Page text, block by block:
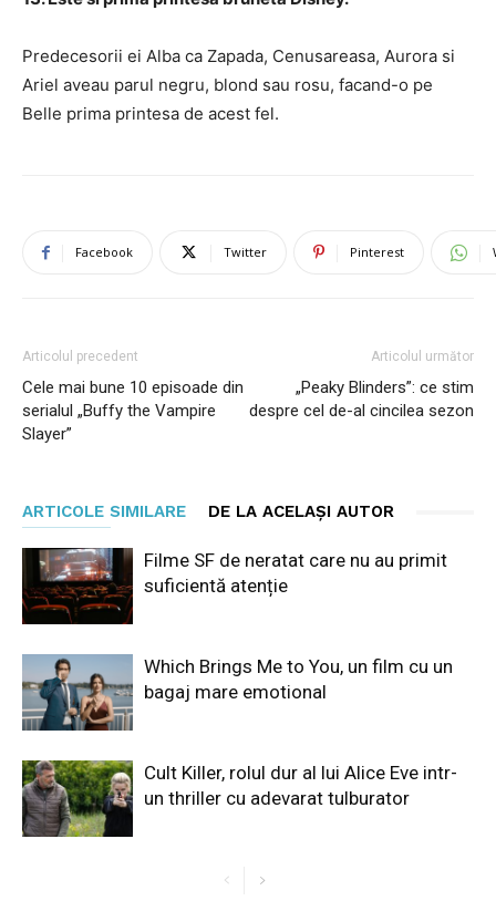
Predecesorii ei Alba ca Zapada, Cenusareasa, Aurora si
Ariel aveau parul negru, blond sau rosu, facand-o pe
Belle prima printesa de acest fel.
Facebook Twitter Pinterest
Articolul precedent
Cele mai bune 10 episoade din
serialul „Buffy the Vampire
Slayer”
Articolul următor
„Peaky Blinders”: ce stim
despre cel de-al cincilea sezon
ARTICOLE SIMILARE DE LA ACELAȘI AUTOR
Filme SF de neratat care nu au primit
suficientă atenție
Which Brings Me to You, un film cu un
bagaj mare emotional
Cult Killer, rolul dur al lui Alice Eve intr-
un thriller cu adevarat tulburator